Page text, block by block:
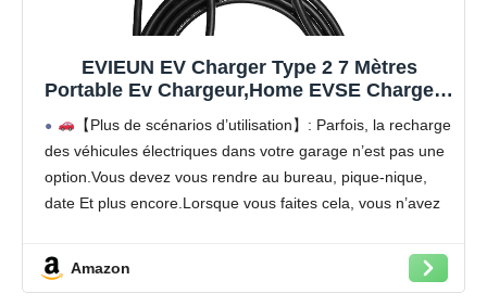
EVIEUN EV Charger Type 2 7 Mètres
Portable Ev Chargeur,Home EVSE Chargeur
Voiture Electrique Rapide 11 Courant
Commutable(6-16A) 2 PIN EV Chargeur
Station 3.6KW/19.86ft
【Plus de scénarios d’utilisation】: Parfois, la recharge
des véhicules électriques dans votre garage n’est pas une
option.Vous devez vous rendre au bureau, pique-nique,
date Et plus encore.Lorsque vous faites cela, vous n’avez
transportée avec la voiture, très pratique, vous n’avez
besoin que d’une prise Schuko C’est pourquoi nous avons
Amazon